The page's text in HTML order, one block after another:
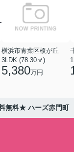
横浜市青葉区榎が丘
3LDK (78.30㎡)
5,380万円
無料★ ハーズ赤門町